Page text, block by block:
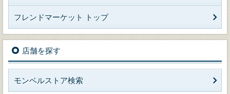
フレンドマーケット トップ
店舗を探す
モンベルストア検索